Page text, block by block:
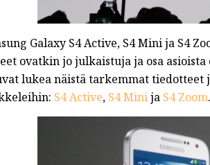
Galaxy S4 Active, S4 Mini ja S4
ovatkin jo julkaistuja ja osa
lukea näistä tarkemmat tiedotteet
S4 Active, S4 Minija S4 Zoom.